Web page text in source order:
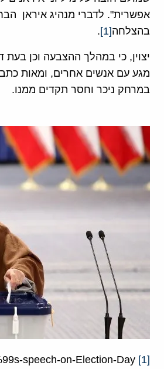
אפשרית". לדברי מנהיג איראן
בהצלחה[1]
.
יצוין, כי במהלך ההצבעה וכן
מגע עם אנשים אחרים, ומאות
במרחק ניכר וחסר תקדים ממנו.
[1]